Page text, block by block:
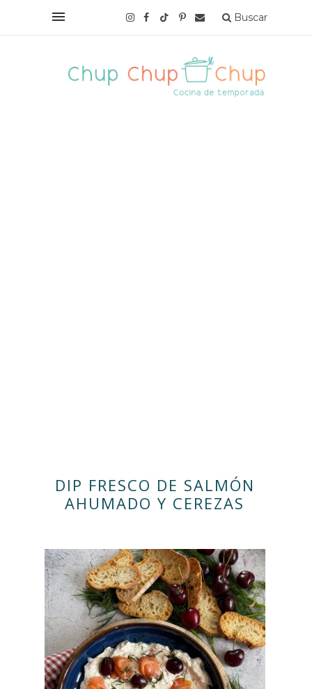
Buscar
DIP FRESCO DE SALMÓN
AHUMADO Y CEREZAS